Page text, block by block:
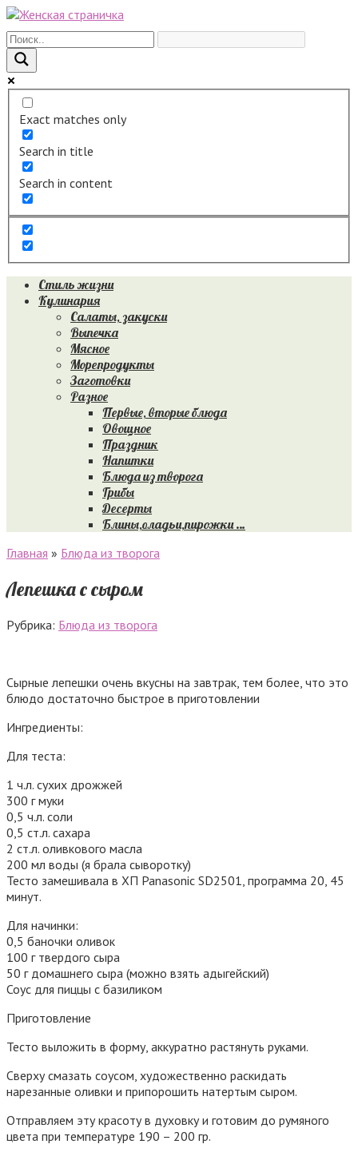
Перейти
к
контенту
Exact matches only
Search in title
Search in content
Стиль жизни
Кулинария
Салаты, закуски
Выпечка
Мясное
Морепродукты
Заготовки
Разное
Первые, вторые блюда
Овощное
Праздник
Напитки
Блюда из творога
Грибы
Десерты
Блины,оладьи,пирожки …
Главная » Блюда из творога
Лепешка с сыром
Рубрика: Блюда из творога
Сырные лепешки очень вкусны на завтрак, тем более, что это
блюдо достаточно быстрое в приготовлении
Ингредиенты:
Для теста:
1 ч.л. сухих дрожжей
300 г муки
0,5 ч.л. соли
0,5 ст.л. сахара
2 ст.л. оливкового масла
200 мл воды (я брала сыворотку)
Тесто замешивала в ХП Panasonic SD2501, программа 20, 45
минут.
Для начинки:
0,5 баночки оливок
100 г твердого сыра
50 г домашнего сыра (можно взять адыгейский)
Соус для пиццы с базиликом
Приготовление
Тесто выложить в форму, аккуратно растянуть руками.
Сверху смазать соусом, художественно раскидать
нарезанные оливки и припорошить натертым сыром.
Отправляем эту красоту в духовку и готовим до румяного
цвета при температуре 190 – 200 гр.